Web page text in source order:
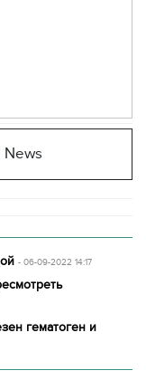
News
- 06-09-2022 14:17
гематоген и